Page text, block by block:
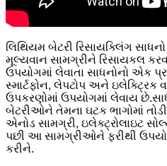
લિથિયમ બેટરી રિસાયક્લિંગ
મૂલ્યવાન સામગ્રીને રિસાયકલ
ઉપયોગમાં લેવાતા સાધનોનો એક
સ્માર્ટફોન, લેપટોપ અને ઇલેક્ટ્રિક
ઉપકરણોમાં ઉપયોગમાં લેવાય
બેટરીઓને તેમના ઘટક ભાગોમાં
એનોડ સામગ્રી, ઇલેક્ટ્રોલાઇટ
પછી આ સામગ્રીઓને ફરીથી
કરીને.